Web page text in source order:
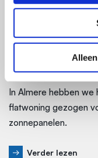
DAKGRIND
In Almere hebben we
flatwoning gezogen
zonnepanelen.
Verder lezen